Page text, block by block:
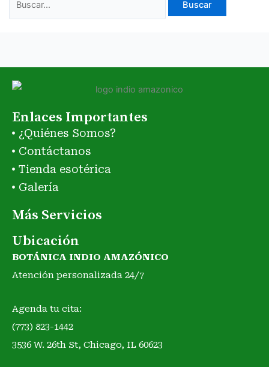
Enlaces Importantes
¿Quiénes Somos?
Contáctanos
Tienda esotérica
Galería
Más Servicios
Ubicación
BOTÁNICA INDIO AMAZÓNICO
Atención personalizada 24/7
Agenda tu cita:
(773) 823-1442
3536 W. 26th St, Chicago, IL 60623